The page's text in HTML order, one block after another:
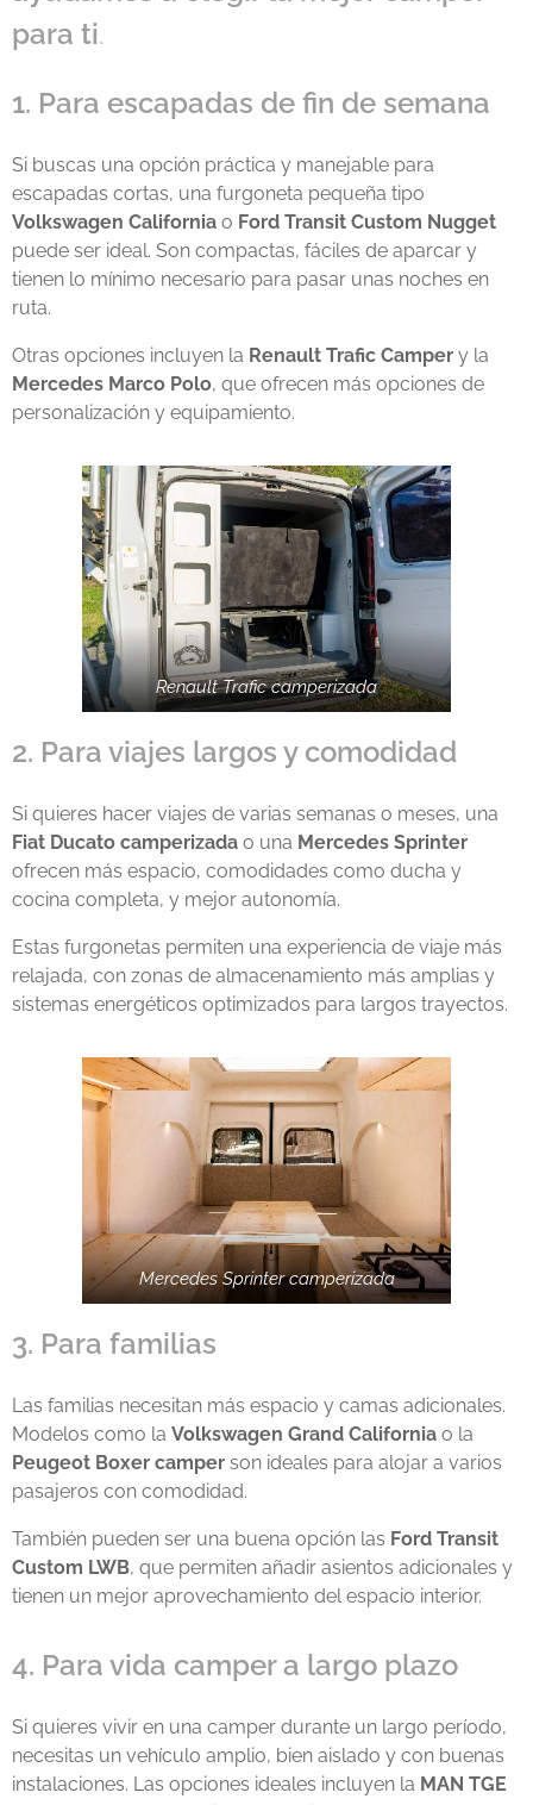
para ti.
1. Para escapadas de fin de semana
Si buscas una opción práctica y manejable para
escapadas cortas, una furgoneta pequeña tipo
Volkswagen California o Ford Transit Custom Nugget
puede ser ideal. Son compactas, fáciles de aparcar y
tienen lo mínimo necesario para pasar unas noches en
ruta.
Otras opciones incluyen la Renault Trafic Camper y la
Mercedes Marco Polo, que ofrecen más opciones de
personalización y equipamiento.
Renault Trafic camperizada
2. Para viajes largos y comodidad
Si quieres hacer viajes de varias semanas o meses, una
Fiat Ducato camperizada o una Mercedes Sprinter
ofrecen más espacio, comodidades como ducha y
cocina completa, y mejor autonomía.
Estas furgonetas permiten una experiencia de viaje más
relajada, con zonas de almacenamiento más amplias y
sistemas energéticos optimizados para largos trayectos.
Mercedes Sprinter camperizada
3. Para familias
Las familias necesitan más espacio y camas adicionales.
Modelos como la Volkswagen Grand California o la
Peugeot Boxer camper son ideales para alojar a varios
pasajeros con comodidad.
También pueden ser una buena opción las Ford Transit
Custom LWB, que permiten añadir asientos adicionales y
tienen un mejor aprovechamiento del espacio interior.
4. Para vida camper a largo plazo
Si quieres vivir en una camper durante un largo período,
necesitas un vehículo amplio, bien aislado y con buenas
instalaciones. Las opciones ideales incluyen la MAN TGE